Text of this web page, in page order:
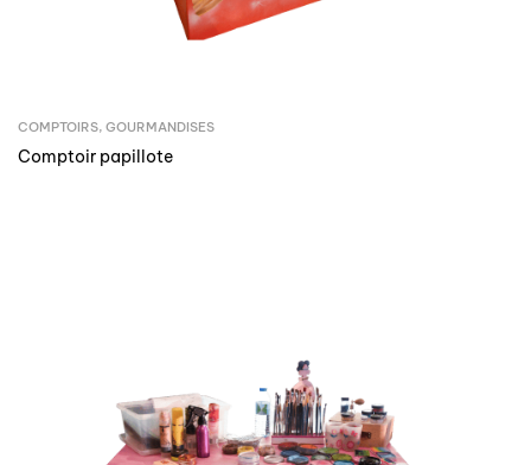
COMPTOIRS, GOURMANDISES
Comptoir papillote